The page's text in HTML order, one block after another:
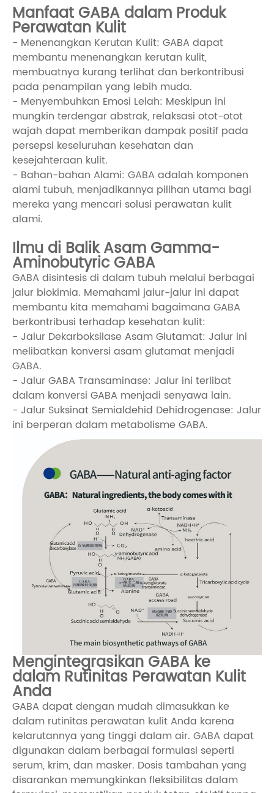
Manfaat GABA dalam Produk
Perawatan Kulit
- Menenangkan Kerutan Kulit: GABA dapat
membantu menenangkan kerutan kulit,
membuatnya kurang terlihat dan berkontribusi
pada penampilan yang lebih muda.
- Menyembuhkan Emosi Lelah: Meskipun ini
mungkin terdengar abstrak, relaksasi otot-otot
wajah dapat memberikan dampak positif pada
persepsi keseluruhan kesehatan dan
kesejahteraan kulit.
- Bahan-bahan Alami: GABA adalah komponen
alami tubuh, menjadikannya pilihan utama bagi
mereka yang mencari solusi perawatan kulit
alami.
Ilmu di Balik Asam Gamma-
Aminobutyric GABA
GABA disintesis di dalam tubuh melalui berbagai
jalur biokimia. Memahami jalur-jalur ini dapat
membantu kita memahami bagaimana GABA
berkontribusi terhadap kesehatan kulit:
- Jalur Dekarboksilase Asam Glutamat: Jalur ini
melibatkan konversi asam glutamat menjadi
GABA.
- Jalur GABA Transaminase: Jalur ini terlibat
dalam konversi GABA menjadi senyawa lain.
- Jalur Suksinat Semialdehid Dehidrogenase: Jalur
ini berperan dalam metabolisme GABA.
Mengintegrasikan GABA ke
dalam Rutinitas Perawatan Kulit
Anda
GABA dapat dengan mudah dimasukkan ke
dalam rutinitas perawatan kulit Anda karena
kelarutannya yang tinggi dalam air. GABA dapat
digunakan dalam berbagai formulasi seperti
serum, krim, dan masker. Dosis tambahan yang
disarankan memungkinkan fleksibilitas dalam